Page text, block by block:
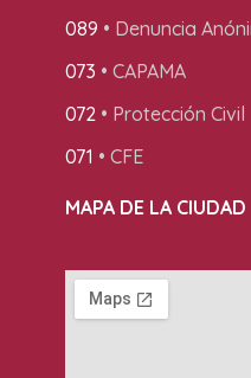
089 • Denuncia
073 • CAPAMA
072• Protección Civil
071 • CFE
MAPA DE LA CIUDAD